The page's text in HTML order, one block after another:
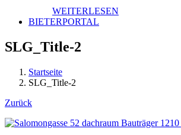
WEITERLESEN
BIETERPORTAL
SLG_Title-2
Startseite
SLG_Title-2
Zurück